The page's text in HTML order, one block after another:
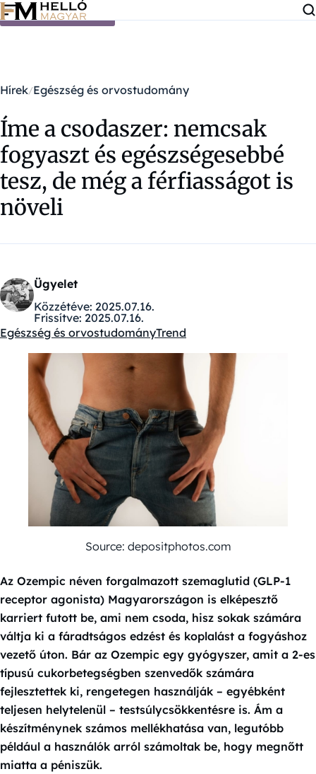
Ugrás a tartalomra
Hírek Egészség és orvostudomány
Íme a csodaszer: nemcsak
fogyaszt és egészségesebbé
tesz, de még a férfiasságot is
növeli
Ügyelet
Közzétéve: 2025.07.16.
Frissítve: 2025.07.16.
Kategóriák:
Egészség és orvostudományTrend
Source: depositphotos.com
Az Ozempic néven forgalmazott szemaglutid (GLP-1
receptor agonista) Magyarországon is elképesztő
karriert futott be, ami nem csoda, hisz sokak számára
váltja ki a fáradtságos edzést és koplalást a fogyáshoz
vezető úton. Bár az Ozempic egy gyógyszer, amit a 2-es
típusú cukorbetegségben szenvedők számára
fejlesztettek ki, rengetegen használják – egyébként
teljesen helytelenül – testsúlycsökkentésre is. Ám a
készítménynek számos mellékhatása van, legutóbb
például a használók arról számoltak be, hogy megnőtt
miatta a péniszük.